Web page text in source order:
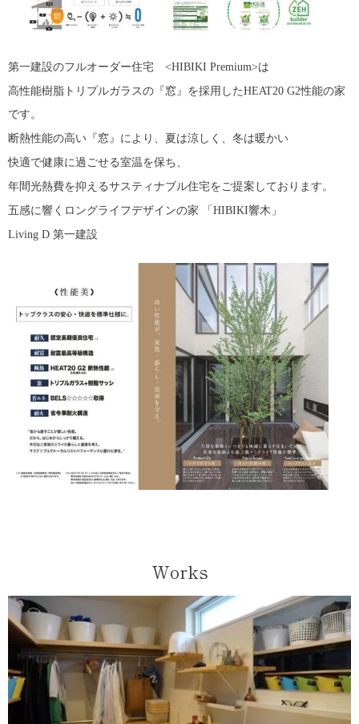
第一建設のフルオーダー住宅 <HIBIKI Premium>は
高性能樹脂トリプルガラスの『窓』を採用したHEAT20 G2性能の家
です。
断熱性能の高い『窓』により、夏は涼しく、冬は暖かい
快適で健康に過ごせる室温を保ち、
年間光熱費を抑えるサスティナブル住宅をご提案しております。
五感に響くロングライフデザインの家 「HIBIKI響木」
Living D 第一建設
Works